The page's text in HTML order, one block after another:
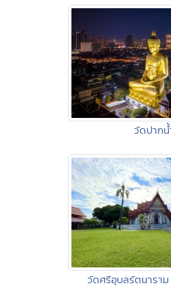
วัดปากน้
วัดศรีอุบลรัตนารา